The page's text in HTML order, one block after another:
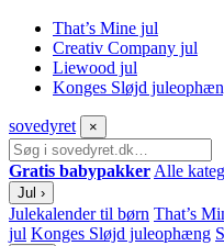
That’s Mine jul
Creativ Company jul
Liewood jul
Konges Sløjd
sovedyret ×
Gratis babypakker Alle
Jul ›
Julekalender til børn That’s
jul Konges Sløjd juleophæng